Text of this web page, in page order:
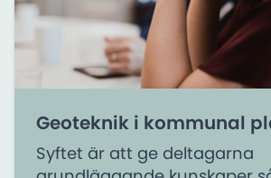
Geoteknik i kommunal
Syftet är att ge deltagarna